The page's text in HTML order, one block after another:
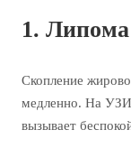
1.
Скопление
медленно. На УЗИ
вызывает